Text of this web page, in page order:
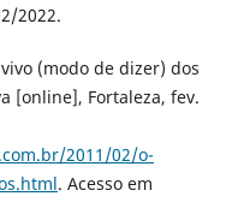
2022.
(modo de dizer) dos
[online], Fortaleza, fev.
2011/02/o-
. Acesso em